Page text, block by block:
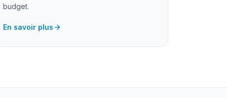
budget.
En savoir plus